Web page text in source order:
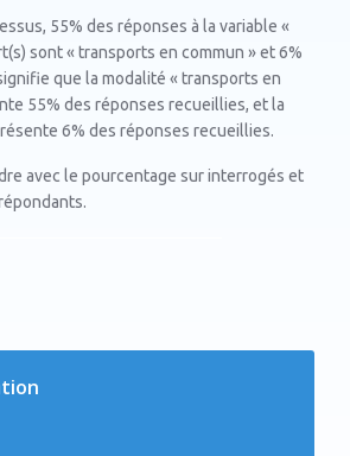
55% des réponses à la variable «
sont « transports en commun » et 6%
que la modalité « transports en
55% des réponses recueillies, et la
6% des réponses recueillies.
avec le pourcentage sur interrogés et